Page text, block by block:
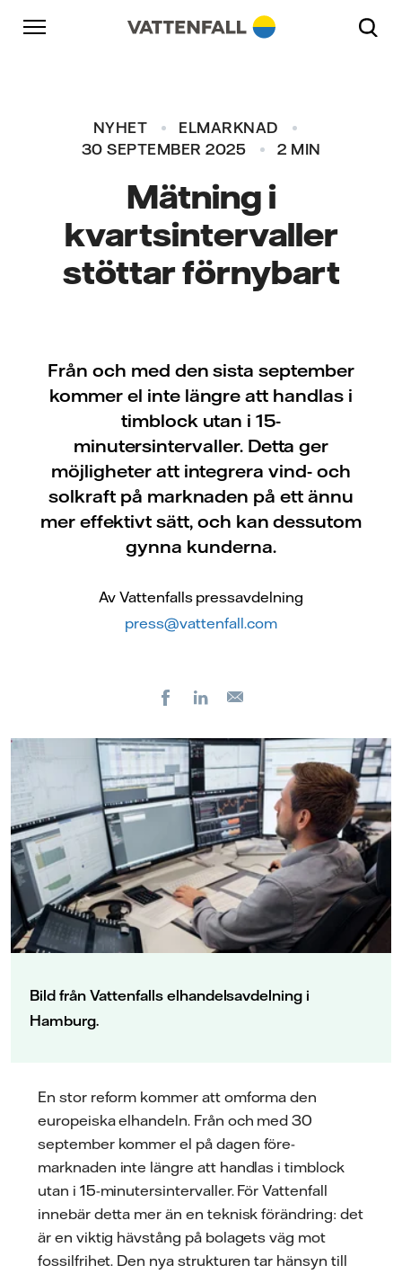
Skip to content
Gå till huvudnavigeringen
Gå till sidfoten
NYHET
ELMARKNAD
30 SEPTEMBER 2025
2 MIN
Mätning i
kvartsintervaller
stöttar förnybart
Från och med den sista september
kommer el inte längre att handlas i
timblock utan i 15-
minutersintervaller. Detta ger
möjligheter att integrera vind- och
solkraft på marknaden på ett ännu
mer effektivt sätt, och kan dessutom
gynna kunderna.
Av Vattenfalls pressavdelning
press@vattenfall.com
FacebookLinkedIn
Bild från Vattenfalls elhandelsavdelning i
Hamburg.
En stor reform kommer att omforma den
europeiska elhandeln. Från och med 30
september kommer el på dagen före-
marknaden inte längre att handlas i timblock
utan i 15-minutersintervaller. För Vattenfall
innebär detta mer än en teknisk förändring: det
är en viktig hävstång på bolagets väg mot
fossilfrihet. Den nya strukturen tar hänsyn till
Gå till huvudnavigeringen